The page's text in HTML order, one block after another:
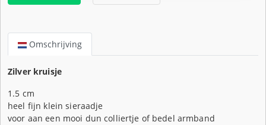
Omschrijving
Zilver kruisje
1.5 cm
heel fijn klein sieraadje
voor aan een mooi dun colliertje of bedel armband